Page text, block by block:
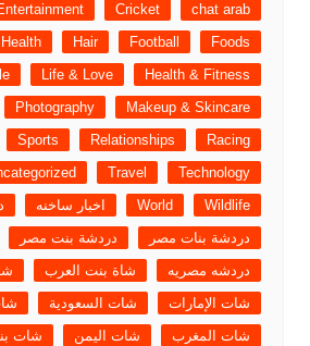
chat arab
Cricket
Foods
Football
Hair
Health
Health & Fitness
Life & Love
Makeup & Skincare
Photography
Racing
Relationships
Sports
Technology
Travel
Wildlife
World اخبار ساخنه
دردشة بنات مصر
دردشة بنت مصر
دردشه مصريه
شاة بنت العرب
شات الإمارات
شات السعودية
شات المغرب
شات اليمن
شات